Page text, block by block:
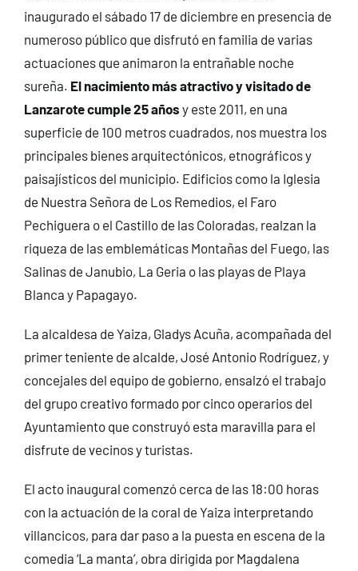
inaugurado el sábado 17 de diciembre en presencia de
numeroso público que disfrutó en familia de varias
actuaciones que animaron la entrañable noche
sureña. El nacimiento más atractivo y visitado de
Lanzarote cumple 25 años y este 2011, en una
superficie de 100 metros cuadrados, nos muestra los
principales bienes arquitectónicos, etnográficos y
paisajísticos del municipio. Edificios como la Iglesia
de Nuestra Señora de Los Remedios, el Faro
Pechiguera o el Castillo de las Coloradas, realzan la
riqueza de las emblemáticas Montañas del Fuego, las
Salinas de Janubio, La Geria o las playas de Playa
Blanca y Papagayo.
La alcaldesa de Yaiza, Gladys Acuña, acompañada del
primer teniente de alcalde, José Antonio Rodríguez, y
concejales del equipo de gobierno, ensalzó el trabajo
del grupo creativo formado por cinco operarios del
Ayuntamiento que construyó esta maravilla para el
disfrute de vecinos y turistas.
El acto inaugural comenzó cerca de las 18:00 horas
con la actuación de la coral de Yaiza interpretando
villancicos, para dar paso a la puesta en escena de la
comedia ‘La manta’, obra dirigida por Magdalena